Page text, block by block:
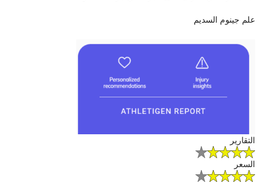
علم جينوم السديم
التقارير
السعر